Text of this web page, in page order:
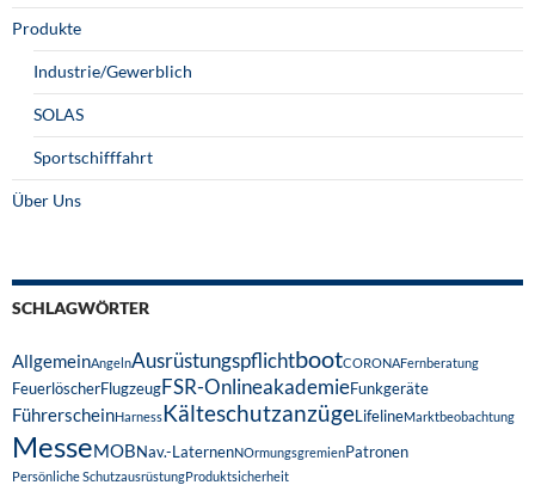
Produkte
Industrie/Gewerblich
SOLAS
Sportschifffahrt
Über Uns
SCHLAGWÖRTER
AllgemeinAngelnAusrüstungspflichtbootCORONAFernberatung
FeuerlöscherFlugzeugFSR-OnlineakademieFunkgeräte
FührerscheinHarnessKälteschutzanzügeLifelineMarktbeobachtung
MesseMOBNav.-LaternenNOrmungsgremienPatronen
Persönliche SchutzausrüstungProduktsicherheit